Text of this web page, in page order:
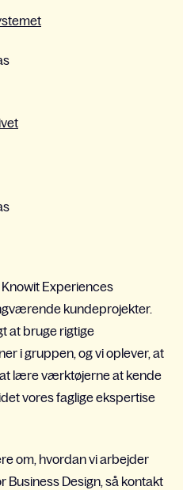
Experiences
kundeprojekter.
at bruge rigtige
i gruppen, og vi oplever, at
lære værktøjerne at kende
vores faglige ekspertise
om, hvordan vi arbejder
Business Design, så kontakt